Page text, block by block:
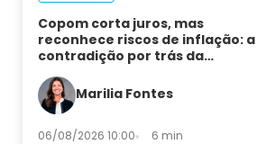
Copom corta juros, mas
reconhece riscos de inflação: a
contradição por trás da
Marilia Fontes
06/08/2026 10:00 6 min